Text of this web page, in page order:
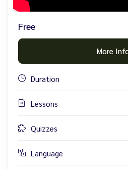
Free
More
Duration
Lessons
Quizzes
Language